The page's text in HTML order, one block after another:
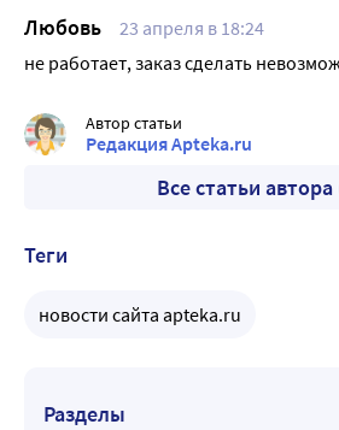
Любовь
23 апреля в 18:24
не работает, заказ сделать
Автор статьи
Редакция Apteka.ru
Все статьи автора
Теги
новости сайта apteka.ru
Разделы